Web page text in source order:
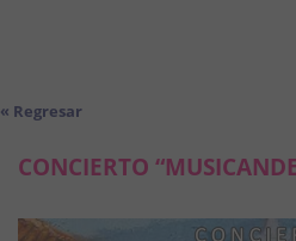
« Regresar
CONCIERTO